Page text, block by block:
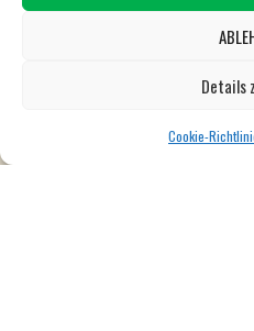
Details
Cookie-
Zahlen per